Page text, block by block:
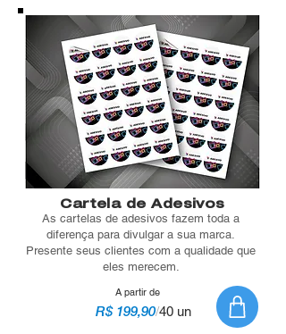
Cartela de Adesivos
As cartelas de adesivos fazem toda a
diferença para divulgar a sua marca.
Presente seus clientes com a qualidade que
eles merecem.
A partir de
R$ 199,90/40 un